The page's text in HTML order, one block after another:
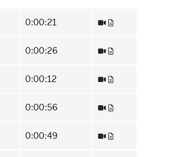
0:00:21
0:00:26
0:00:12
0:00:56
0:00:49